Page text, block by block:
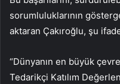
sorumluluklarının
aktaran Çakıroğlu, şu
“Dünyanın en büyük
Tedarikçi Katılım